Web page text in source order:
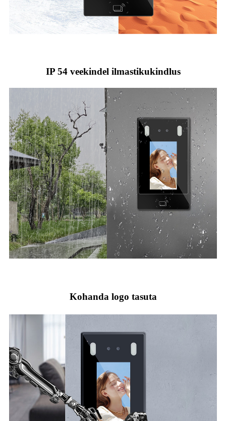
IP 54 veekindel ilmastikukindlus
Kohanda logo tasuta